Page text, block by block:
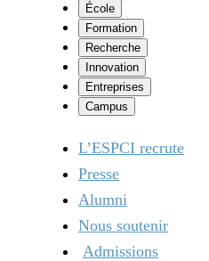
École
Formation
Recherche
Innovation
Entreprises
Campus
L’ESPCI recrute
Presse
Alumni
Nous soutenir
Admissions